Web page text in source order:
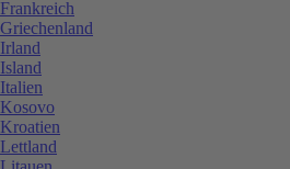
Frankreich
Griechenland
Irland
Island
Italien
Kosovo
Kroatien
Lettland